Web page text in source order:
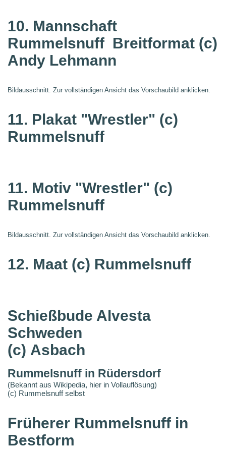
10. Mannschaft
Rummelsnuff Breitformat (c)
Andy Lehmann
Bildausschnitt. Zur vollständigen Ansicht das Vorschaubild anklicken.
11. Plakat "Wrestler" (c)
Rummelsnuff
11. Motiv "Wrestler" (c)
Rummelsnuff
Bildausschnitt. Zur vollständigen Ansicht das Vorschaubild anklicken.
12. Maat (c) Rummelsnuff
Schießbude Alvesta
Schweden
(c) Asbach
Rummelsnuff in Rüdersdorf
(Bekannt aus Wikipedia, hier in Vollauflösung)
(c) Rummelsnuff selbst
Früherer Rummelsnuff in
Bestform